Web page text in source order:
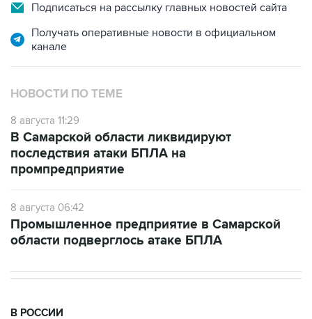
Подписаться на рассылку главных новостей сайта
Получать оперативные новости в официальном
канале
НОВОСТИ ПО ТЕМЕ
8 августа 11:29
В Самарской области ликвидируют
последствия атаки БПЛА на
промпредприятие
8 августа 06:42
Промышленное предприятие в Самарской
области подверглось атаке БПЛА
В РОССИИ